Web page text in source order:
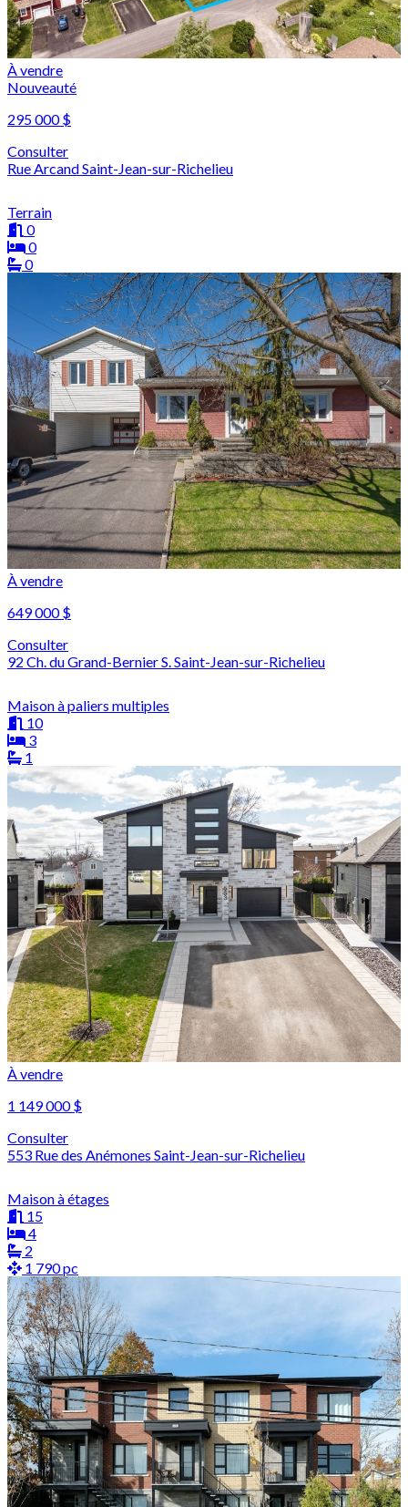
À vendre
Nouveauté
295 000 $
Consulter
Rue Arcand Saint-Jean-sur-Richelieu
Terrain
0
0
0
À vendre
649 000 $
Consulter
92 Ch. du Grand-Bernier S. Saint-Jean-sur-Richelieu
Maison à paliers multiples
10
3
1
À vendre
1 149 000 $
Consulter
553 Rue des Anémones Saint-Jean-sur-Richelieu
Maison à étages
15
4
2
1 790 pc